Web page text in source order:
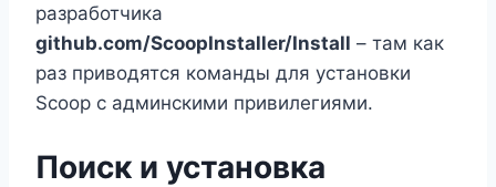
разработчика
github.com/ScoopInstaller/Install – там как
раз приводятся команды для установки
Scoop с админскими привилегиями.
Поиск и установка